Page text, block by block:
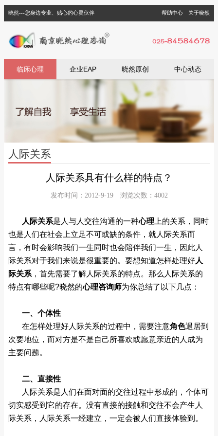
帮助中心 关于晓然
晓然---您身边专业、贴心的心灵伙伴
临床心理 企业EAP 晓然原创 中心动态
人际关系
人际关系具有什么样的特点？
发布时间：2012-9-19 浏览次数：4002
人际关系是人与人交往沟通的一种心理 上的关系，同时
也是人们在社会上立足不可或缺的条件，就人际关系而
言，有时会影响我们一生同时也会陪伴我们一生，因此人
际关系对于我们来说是很重要的。要想知道怎样处理好人
际关系，首先需要了解人际关系的特点。那么人际关系的
特点有哪些呢?晓然的心理咨询师为你总结了以下几点：
一、个体性
在怎样处理好人际关系的过程中，需要注意角色退居到
次要地位，而对方是不是自己所喜欢或愿意亲近的人成为
主要问题。
二、直接性
人际关系是人们在面对面的交往过程中形成的，个体可
切实感受到它的存在。没有直接的接触和交往不会产生人
际关系，人际关系一经建立，一定会被人们直接体验到。